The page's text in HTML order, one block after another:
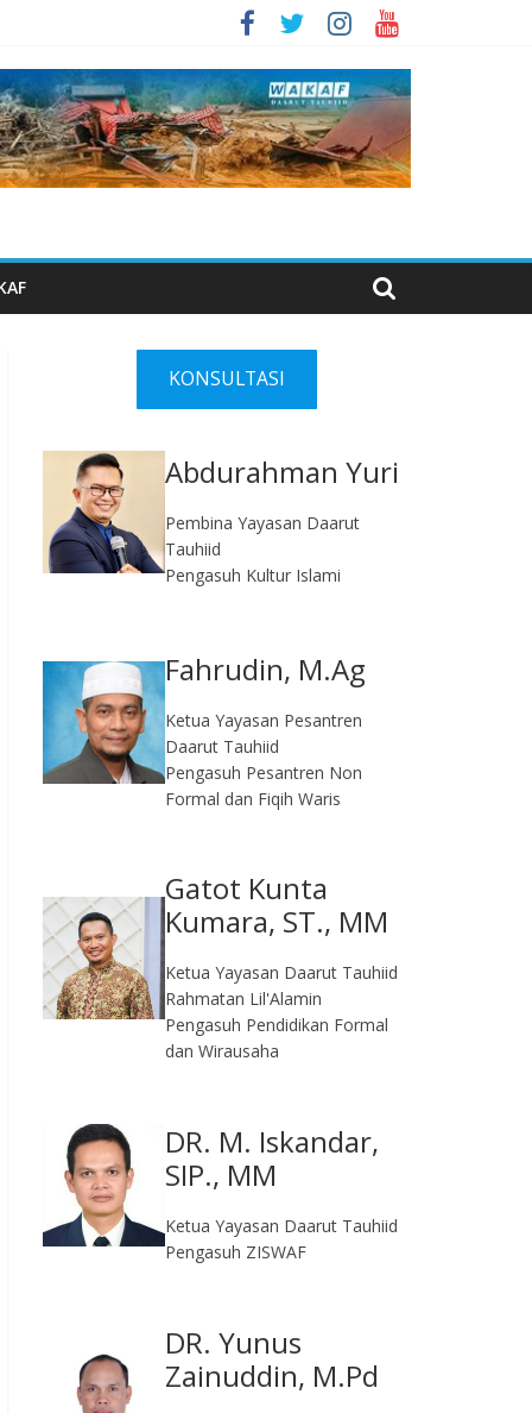
KONSULTASI
Abdurahman Yuri
Pembina Yayasan Daarut
Tauhiid
Pengasuh Kultur Islami
Fahrudin, M.Ag​
Ketua Yayasan Pesantren
Daarut Tauhiid
Pengasuh Pesantren Non
Formal dan Fiqih Waris
Gatot Kunta
Kumara, ST., MM
Ketua Yayasan Daarut Tauhiid
Rahmatan Lil'Alamin
Pengasuh Pendidikan Formal
dan Wirausaha
DR. M. Iskandar,
SIP., MM
Ketua Yayasan Daarut Tauhiid
Pengasuh ZISWAF
DR. Yunus
Zainuddin, M.Pd